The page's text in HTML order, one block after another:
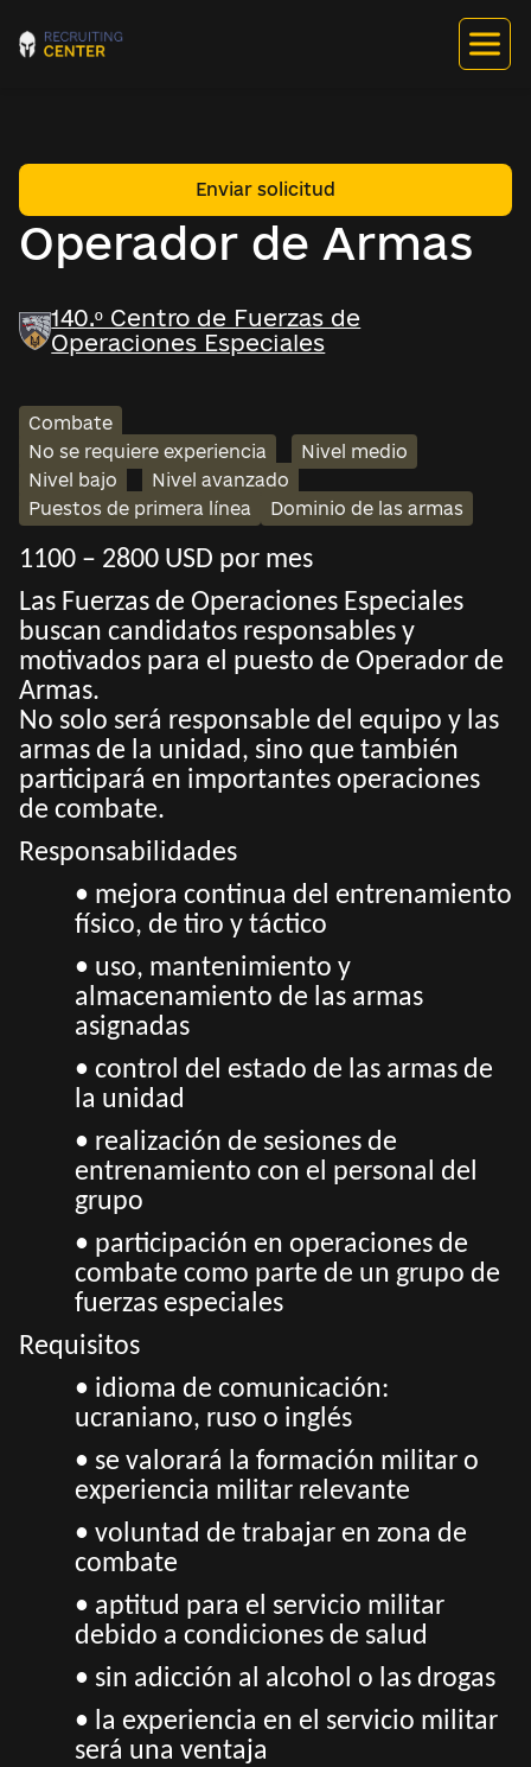
Operador de Armas
Enviar solicitud
140.º Centro de Fuerzas de
Operaciones Especiales
Combate
No se requiere experiencia
Nivel medio
Nivel bajo
Nivel avanzado
Puestos de primera línea
Dominio de las armas
1100 – 2800 USD por mes
Las Fuerzas de Operaciones Especiales
buscan candidatos responsables y
motivados para el puesto de Operador de
Armas.
No solo será responsable del equipo y las
armas de la unidad, sino que también
participará en importantes operaciones
de combate.
Responsabilidades
• mejora continua del entrenamiento
físico, de tiro y táctico
• uso, mantenimiento y
almacenamiento de las armas
asignadas
• control del estado de las armas de
la unidad
• realización de sesiones de
entrenamiento con el personal del
grupo
• participación en operaciones de
combate como parte de un grupo de
fuerzas especiales
Requisitos
• idioma de comunicación:
ucraniano, ruso o inglés
• se valorará la formación militar o
experiencia militar relevante
• voluntad de trabajar en zona de
combate
• aptitud para el servicio militar
debido a condiciones de salud
• sin adicción al alcohol o las drogas
• la experiencia en el servicio militar
será una ventaja